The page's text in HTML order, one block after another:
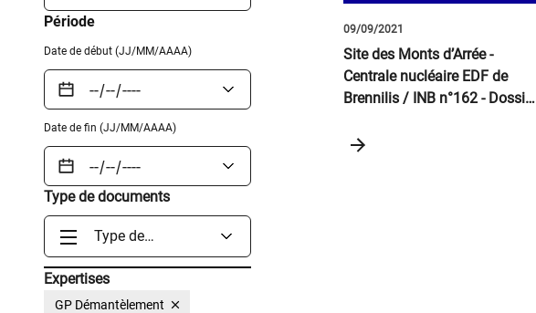
Période
Date de début (JJ/MM/AAAA)
Date de fin (JJ/MM/AAAA)
Type de documents
Type de
documents
Expertises
GP Démantèlement
Site des Monts d’Arrée -
Centrale nucléaire EDF ​de
Brennilis / INB n°162 - Dossier
09/09/2021